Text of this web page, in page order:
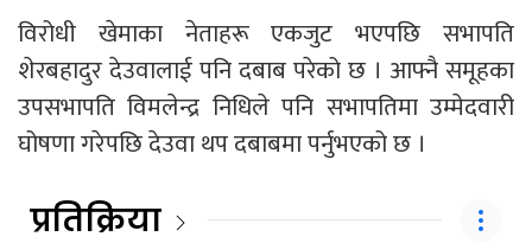
विरोधी खेमाका नेताहरू एकजुट भएपछि सभापति
शेरबहादुर देउवालाई पनि दबाब परेको छ । आफ्नै समूहका
उपसभापति विमलेन्द्र निधिले पनि सभापतिमा उम्मेदवारी
घोषणा गरेपछि देउवा थप दबाबमा पर्नुभएको छ ।
प्रतिक्रिया